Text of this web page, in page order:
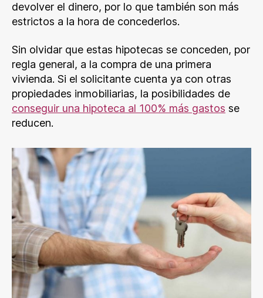
devolver el dinero, por lo que también son más
estrictos a la hora de concederlos.
Sin olvidar que estas hipotecas se conceden, por
regla general, a la compra de una primera
vivienda. Si el solicitante cuenta ya con otras
propiedades inmobiliarias, la posibilidades de
conseguir una hipoteca al 100% más gastos se
reducen.